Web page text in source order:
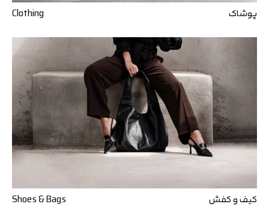
پوشاک Clothing
کیف و کفش Shoes & Bags